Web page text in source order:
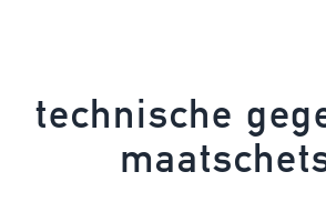
technische